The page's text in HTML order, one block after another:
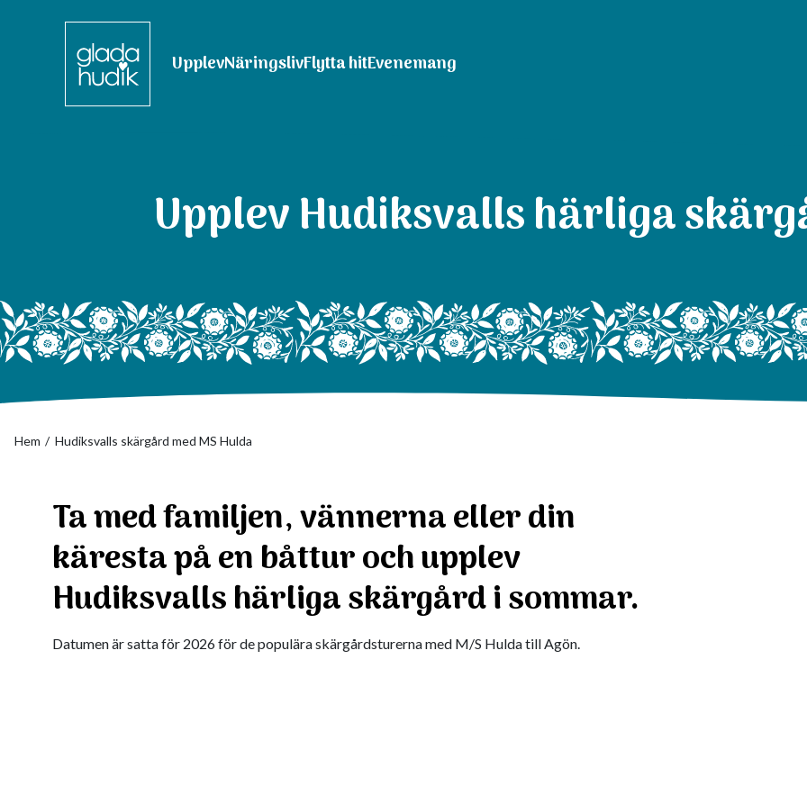
UpplevNäringslivFlytta hitEvenemang
Upplev Hudiksvalls härliga
Hem Hudiksvalls skärgård med MS Hulda
Ta med familjen, vännerna eller din
käresta på en båttur och upplev
Hudiksvalls härliga skärgård i sommar.
Datumen är satta för 2026 för de populära skärgårdsturerna med M/S Hulda till Agön.